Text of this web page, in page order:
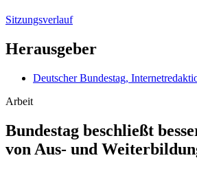
Sitzungsverlauf
Herausgeber
Deutscher Bundestag,
Arbeit
Bundestag beschließt
von Aus- und